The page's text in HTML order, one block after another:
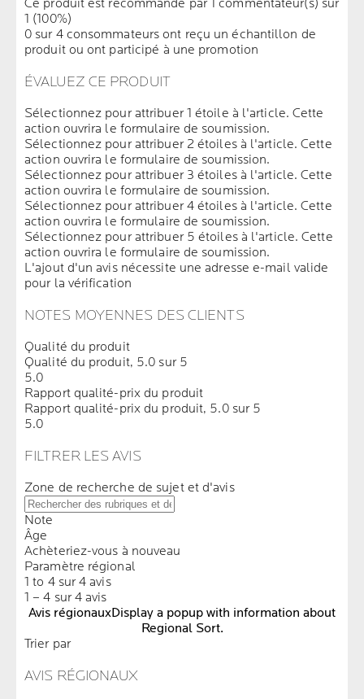
Ce produit est recommandé par 1 commentateur(s) sur
1 (100%)
0 sur 4 consommateurs ont reçu un échantillon de
produit ou ont participé à une promotion
ÉVALUEZ CE PRODUIT
Sélectionnez pour attribuer 1 étoile à l'article. Cette
action ouvrira le formulaire de soumission.
Sélectionnez pour attribuer 2 étoiles à l'article. Cette
action ouvrira le formulaire de soumission.
Sélectionnez pour attribuer 3 étoiles à l'article. Cette
action ouvrira le formulaire de soumission.
Sélectionnez pour attribuer 4 étoiles à l'article. Cette
action ouvrira le formulaire de soumission.
Sélectionnez pour attribuer 5 étoiles à l'article. Cette
action ouvrira le formulaire de soumission.
L'ajout d'un avis nécessite une adresse e-mail valide
pour la vérification
NOTES MOYENNES DES CLIENTS
Qualité du produit
Qualité du produit, 5.0 sur 5
5.0
Rapport qualité-prix du produit
Rapport qualité-prix du produit, 5.0 sur 5
5.0
FILTRER LES AVIS
Zone de recherche de sujet et d'avis
Note
Âge
Achèteriez-vous à nouveau
Paramètre régional
1 to 4 sur 4 avis
1 – 4 sur 4 avis
Avis régionauxDisplay a popup with information about
Regional Sort.
Trier par
AVIS RÉGIONAUX